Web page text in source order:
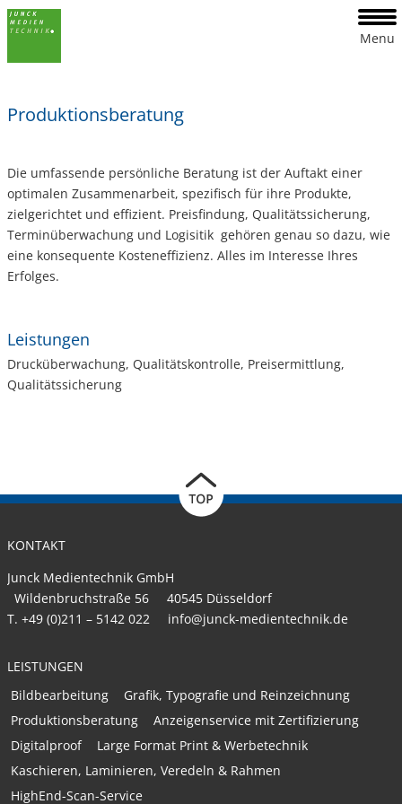
Menu
Produktionsberatung
Die umfassende persönliche Beratung ist der Auftakt einer
optimalen Zusammenarbeit, spezifisch für ihre Produkte,
zielgerichtet und effizient. Preisfindung, Qualitätssicherung,
Terminüberwachung und Logisitik gehören genau so dazu, wie
eine konsequente Kosteneffizienz. Alles im Interesse Ihres
Erfolges.
Leistungen
Drucküberwachung, Qualitätskontrolle, Preisermittlung,
Qualitätssicherung
KONTAKT
Junck Medientechnik GmbH
Wildenbruchstraße 56
40545 Düsseldorf
T. +49 (0)211 – 5142 022 info@junck-medientechnik.de
LEISTUNGEN
Bildbearbeitung
Grafik, Typografie und Reinzeichnung
Produktionsberatung
Anzeigenservice mit Zertifizierung
Digitalproof
Large Format Print & Werbetechnik
Kaschieren, Laminieren, Veredeln & Rahmen
HighEnd-Scan-Service